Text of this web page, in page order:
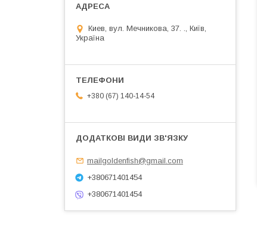
Киев, вул. Мечникова, 37. ., Київ,
Україна
+380 (67) 140-14-54
mailgoldenfish@gmail.com
+380671401454
+380671401454